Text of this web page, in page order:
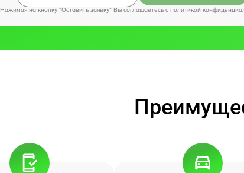
Нажимая на кнопку "Оставить заявку" Вы соглашаетесь c политикой